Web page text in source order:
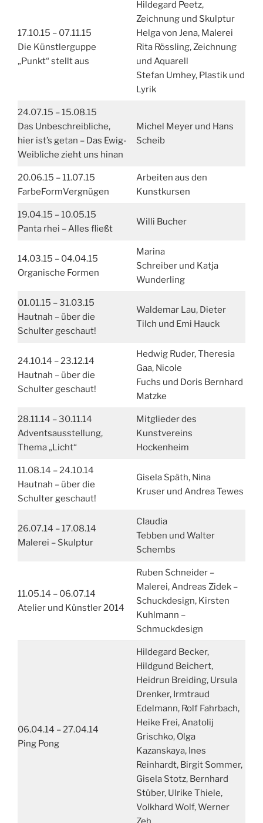
17.10.15 – 07.11.15
Die Künstlerguppe
„Punkt“ stellt aus
Hildegard Peetz,
Zeichnung und Skulptur
Helga von Jena, Malerei
Rita Rössling, Zeichnung
und Aquarell
Stefan Umhey, Plastik und
Lyrik
24.07.15 – 15.08.15
Das Unbeschreibliche,
hier ist’s getan – Das Ewig-
Weibliche zieht uns hinan
Michel Meyer und Hans
Scheib
20.06.15 – 11.07.15
FarbeFormVergnügen
Arbeiten aus den
Kunstkursen
19.04.15 – 10.05.15
Panta rhei – Alles fließt
Willi Bucher
14.03.15 – 04.04.15
Organische Formen
Marina
Schreiber und Katja
Wunderling
01.01.15 – 31.03.15
Hautnah – über die
Schulter geschaut!
Waldemar Lau, Dieter
Tilch und Emi Hauck
24.10.14 – 23.12.14
Hautnah – über die
Schulter geschaut!
Hedwig Ruder, Theresia
Gaa, Nicole
Fuchs und Doris Bernhard
Matzke
28.11.14 – 30.11.14
Adventsausstellung,
Thema „Licht“
Mitglieder des
Kunstvereins
Hockenheim
11.08.14 – 24.10.14
Hautnah – über die
Schulter geschaut!
Gisela Späth, Nina
Kruser und Andrea Tewes
26.07.14 – 17.08.14
Malerei – Skulptur
Claudia
Tebben und Walter
Schembs
11.05.14 – 06.07.14
Atelier und Künstler 2014
Ruben Schneider –
Malerei, Andreas Zidek –
Schuckdesign, Kirsten
Kuhlmann –
Schmuckdesign
06.04.14 – 27.04.14
Ping Pong
Hildegard Becker,
Hildgund Beichert,
Heidrun Breiding, Ursula
Drenker, Irmtraud
Edelmann, Rolf Fahrbach,
Heike Frei, Anatolij
Grischko, Olga
Kazanskaya, Ines
Reinhardt, Birgit Sommer,
Gisela Stotz, Bernhard
Stüber, Ulrike Thiele,
Volkhard Wolf, Werner